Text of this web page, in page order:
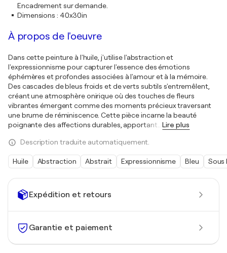
Expédition et retours
Garantie et paiement
Encadrement sur demande.
Dimensions : 40x30in
À propos de l'oeuvre
Dans cette peinture à l'huile, j'utilise l'abstraction et
l'expressionnisme pour capturer l'essence des émotions
éphémères et profondes associées à l'amour et à la mémoire.
Des cascades de bleus froids et de verts subtils s'entremêlent,
créant une atmosphère onirique où des touches de fleurs
vibrantes émergent comme des moments précieux traversant
une brume de réminiscence. Cette pièce incarne la beauté
poignante des affections durables, apportant… Lire plus
Description traduite automatiquement.
Huile Abstraction Abstrait Expressionnisme Bleu Sous